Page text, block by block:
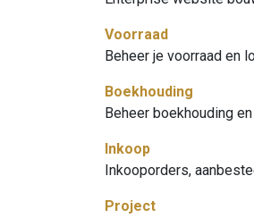
Voorraad
Beheer je voorraad en
Boekhouding
Beheer boekhouding
Inkoop
Inkooporders,
Project